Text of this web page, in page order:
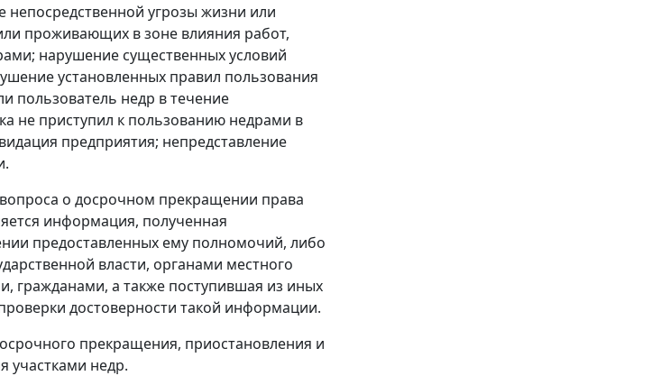
непосредственной угрозы жизни или
проживающих в зоне влияния работ,
нарушение существенных условий
установленных правил пользования
пользователь недр в течение
не приступил к пользованию недрами в
предприятия; непредставление
о досрочном прекращении права
информация, полученная
предоставленных ему полномочий, либо
власти, органами местного
гражданами, а также поступившая из иных
достоверности такой информации.
прекращения, приостановления и
участками недр.